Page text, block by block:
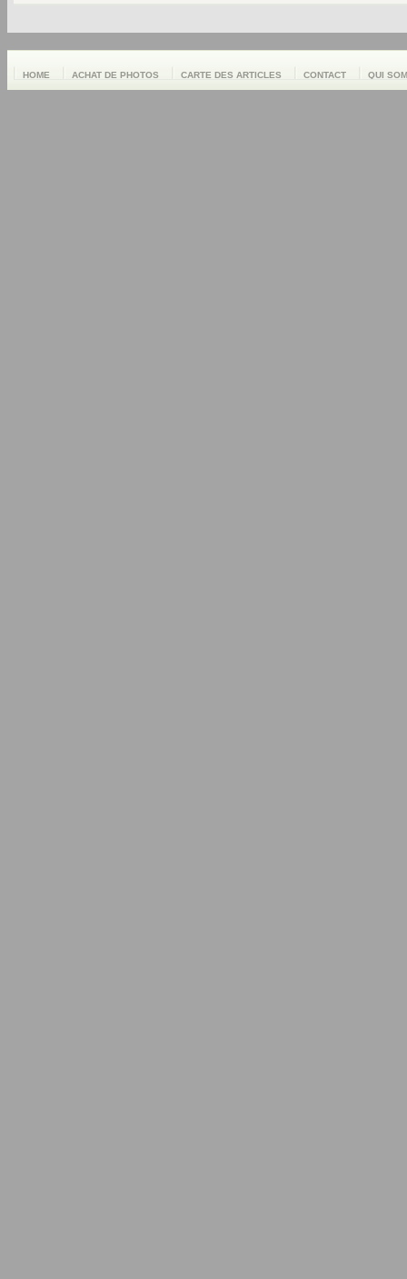
HOME ACHAT DE PHOTOS CARTE DES ARTICLES CONTACT QUI